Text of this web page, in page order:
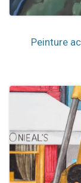
Peinture